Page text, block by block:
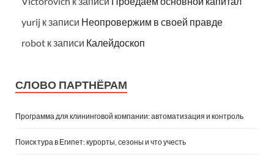
yurij к записи Неопровержим в своей правде
robot к записи Калейдоскоп
СЛОВО ПАРТНЁРАМ
Программа для клининговой компании: автоматизация и контроль
Поиск тура в Египет: курорты, сезоны и что учесть